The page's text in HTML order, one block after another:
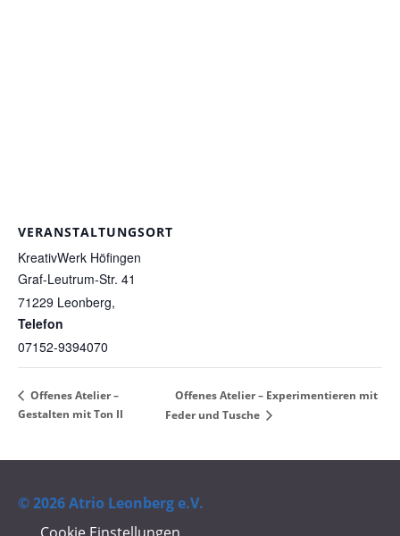
VERANSTALTUNGSORT
KreativWerk Höfingen
Graf-Leutrum-Str. 41
71229 Leonberg,
Telefon
07152-9394070
Offenes Atelier –
Gestalten mit Ton II
Offenes Atelier – Experimentieren mit
Feder und Tusche
© 2026 Atrio Leonberg e.V.